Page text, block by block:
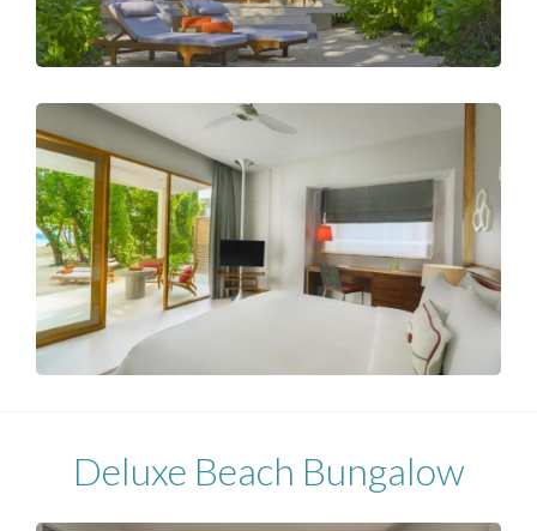
Deluxe Beach Bungalow